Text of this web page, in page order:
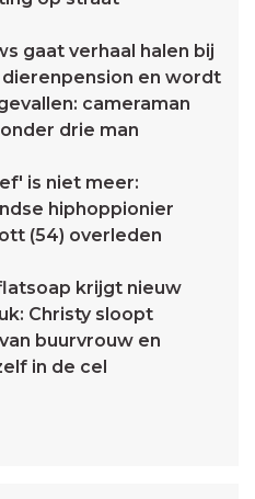
gaat verhaal halen bij
en wordt
cameraman
drie man
is niet meer:
hiphoppionier
(54) overleden
krijgt nieuw
Christy sloopt
buurvrouw en
in de cel